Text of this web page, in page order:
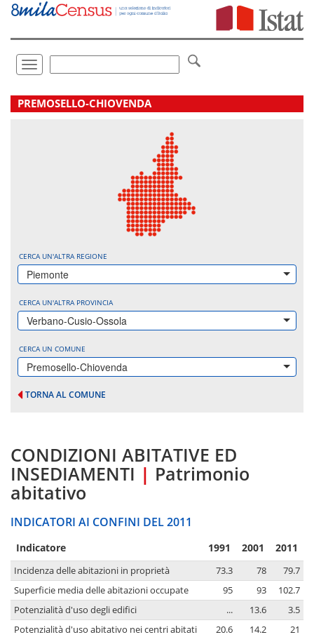
Vai
direttamente
Toggle
navigation
.
PREMOSELLO-CHIOVENDA
CERCA UN'ALTRA REGIONE
Piemonte
CERCA UN'ALTRA PROVINCIA
Verbano-Cusio-Ossola
CERCA UN COMUNE
Premosello-Chiovenda
TORNA AL COMUNE
CONDIZIONI ABITATIVE ED
INSEDIAMENTI | Patrimonio
abitativo
INDICATORI AI CONFINI DEL 2011
Indicatore 1991 2001 2011
Incidenza delle abitazioni in proprietà 73.3 78
79.7
Superficie media delle abitazioni occupate
95 93
102.7
Potenzialità d'uso degli edifici
... 13.6
3.5
Potenzialità d'uso abitativo nei centri abitati
20.6 14.2
21